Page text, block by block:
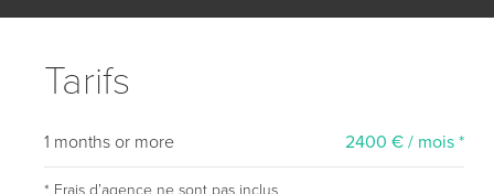
Tarifs
1 months or more 2400 € / mois *
* Frais dʼagence ne sont pas inclus